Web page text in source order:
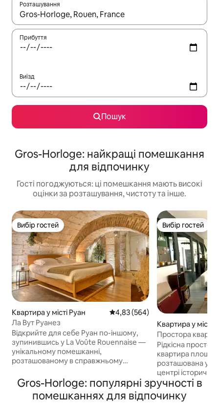
Розташування
Отримавши результати пошуку, використовуйте для
Прибуття
Виїзд
Пошук
Gros-Horloge: найкращі помешкання
для відпочинку
Гості погоджуються: ці помешкання мають високі
оцінки за розташування, чистоту та інше.
Вибір гостей
Вибір гостей
Квартира у місті Руан Середня оцінка: 4,83 з 5,
4,83 (564)
Ла Вут Руанез
Відкрийте для себе Руан по-іншому,
зупинившись у La Voûte Rouennaise —
унікальному помешканні,
розташованому в справжньому
центрі історичного центру. Будинок
розташований усього за декілька
хвилин пішки від площі В'є-Марше та
Вибір гостей
Вибір гостей
Квартира у місті
Простора
чарівна/тиха/
центрі
Рідкісна
квартира
розташована у
центрі
Руана. Зручне, чисте та добре
подвійному склу. Вона має спальню з
Gros-Horloge: популярні зручності в
помешканнях для відпочинку